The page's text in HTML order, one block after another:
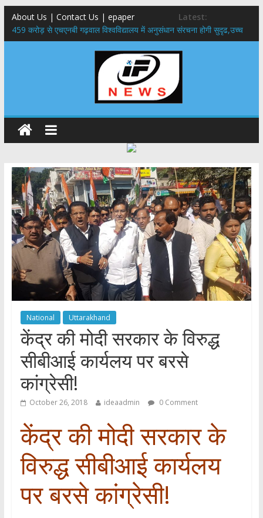
About Us | Contact Us | epaper
Latest:
459 करोड़ से एचएनबी गढ़वाल विश्वविद्यालय में अनुसंधान संरचना होगी सुदृढ,उच्च
शिक्षा मंत्री धन सिंह रावत ने नवनियुक्त केन्द्रीय शिक्षा मंत्री से की मुलाकात
राष्ट्रीय हथकरघा दिवस पर मुख्यमंत्री धामी ने उत्कृष्ट बुनकरों और हस्तशिल्प
​धामी कैबिनेट का बड़ा फैसला: पशुपालकों को 60% तक सब्सिडी, गंगा एक्सप्रेसवे का
​हरिद्वार से वीरभद्र (ऋषिकेश) तक निकली BJYM की भव्य कांवड़ यात्रा; तेजस्वी
सूर्या ने की देश व प्रदेशवासियों के कल्याण की कामना
24×7 अलर्ट मोड में रहें अधिकारी-मुख्य सचिव मानसून-एसईओसी से मुख्य सचिव ने
की विस्तृत समीक्षा कहा-बंद सड़कों को शीघ्र खोला जाए, लोगों को न हो दिक्कत
National Uttarakhand
केंद्र की मोदी सरकार के विरुद्ध
सीबीआई कार्यलय पर बरसे
कांग्रेसी!
October 26, 2018 ideaadmin 0 Comment
केंद्र की मोदी सरकार के
विरुद्ध सीबीआई कार्यलय
पर बरसे कांग्रेसी!